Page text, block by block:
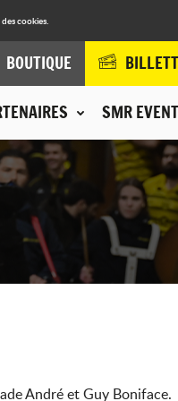
cookies.
SMR
BOUTIQUE
André et Guy Boniface.